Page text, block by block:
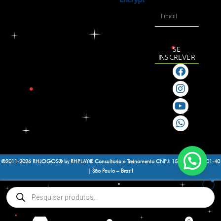
SE
INSCREVER
©2011-2026 RHJOGOS® by RHPLAY® Consultoria e Treinamento CNPJ: 15.188.464/0001-40
| São Paulo – Brasil